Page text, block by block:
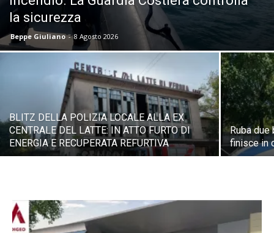
la sicurezza
Beppe Giuliano - 8 Agosto 2026
BLITZ DELLA POLIZIA LOCALE ALLA EX
CENTRALE DEL LATTE: IN ATTO FURTO DI
ENERGIA E RECUPERATA REFURTIVA
Ruba due
finisce in